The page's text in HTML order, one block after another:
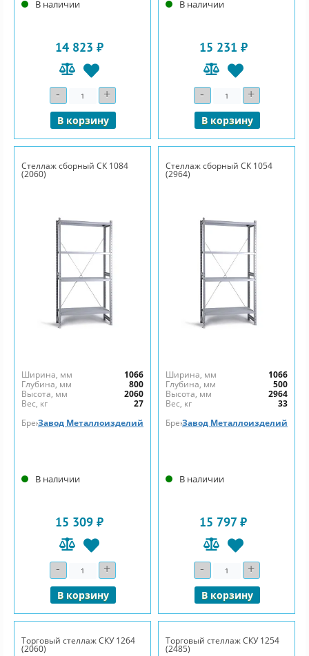
В наличии
14 823 ₽
- Количество+
В корзину
В наличии
15 231 ₽
- Количество+
В корзину
Стеллаж сборный СК 1084
(2060)
Ширина, мм
1066
Глубина, мм
800
Высота, мм
2060
Вес, кг
27
БрендЗавод Металлоизделий
В наличии
15 309 ₽
- Количество+
В корзину
Стеллаж сборный СК 1054
(2964)
Ширина, мм
1066
Глубина, мм
500
Высота, мм
2964
Вес, кг
33
БрендЗавод Металлоизделий
В наличии
15 797 ₽
- Количество+
В корзину
Торговый стеллаж СКУ 1264
(2060)
Торговый стеллаж СКУ 1254
(2485)